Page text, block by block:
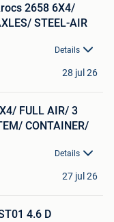
2658 6X4/
STEEL-AIR
Details
28 jul 26
FULL AIR/ 3
CONTAINER/
Details
27 jul 26
4.6 D